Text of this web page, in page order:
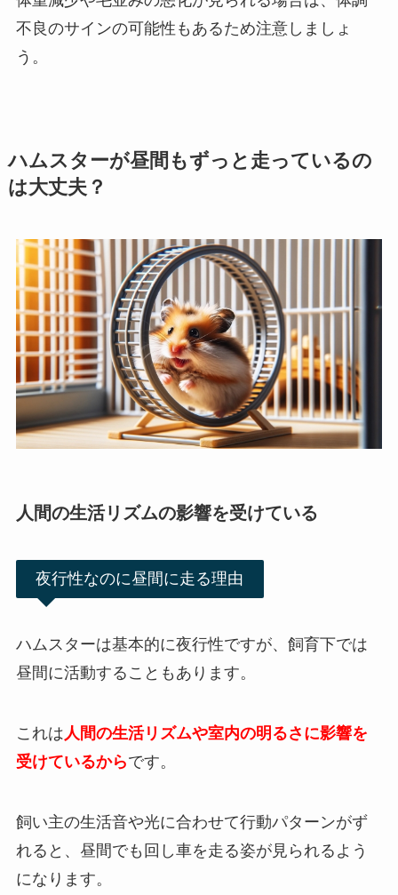
不良のサインの可能性もあるため注意しましょ
う。
ハムスターが昼間もずっと走っているの
は大丈夫？
人間の生活リズムの影響を受けている
夜行性なのに昼間に走る理由
ハムスターは基本的に夜行性ですが、飼育下では
昼間に活動することもあります。
これは 人間の生活リズムや室内の明るさに影響を
受けているからです。
飼い主の生活音や光に合わせて行動パターンがず
れると、昼間でも回し車を走る姿が見られるよう
になります。